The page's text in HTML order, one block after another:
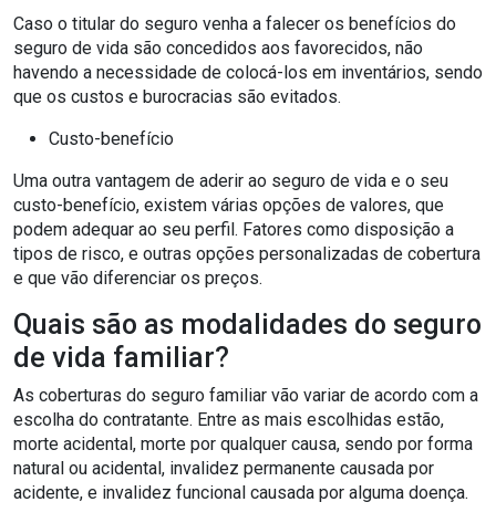
Caso o titular do seguro venha a falecer os benefícios do
seguro de vida são concedidos aos favorecidos, não
havendo a necessidade de colocá-los em inventários, sendo
que os custos e burocracias são evitados.
Custo-benefício
Uma outra vantagem de aderir ao seguro de vida e o seu
custo-benefício, existem várias opções de valores, que
podem adequar ao seu perfil. Fatores como disposição a
tipos de risco, e outras opções personalizadas de cobertura
e que vão diferenciar os preços.
Quais são as modalidades do seguro
de vida familiar?
As coberturas do seguro familiar vão variar de acordo com a
escolha do contratante. Entre as mais escolhidas estão,
morte acidental, morte por qualquer causa, sendo por forma
natural ou acidental, invalidez permanente causada por
acidente, e invalidez funcional causada por alguma doença.